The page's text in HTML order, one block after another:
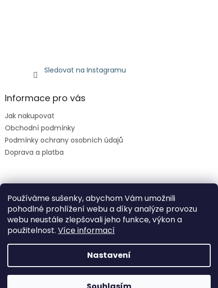
Používáme sušenky, abychom Vám umožnili
pohodlné prohlížení webu a díky analýze provozu
webu neustále zlepšovali jeho funkce, výkon a
použitelnost. Více informací
Nastavení
Na webu se pracuje, omluvte případné drobné komplikace
Sledovat na Instagramu
Informace pro vás
Jak nakupovat
Obchodní podmínky
Podmínky ochrany osobních údajů
Doprava a platba
HINATIO
Vytvořil Shoptet